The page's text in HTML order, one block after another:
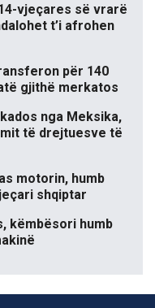
vjeçares së vrarë
t’i afrohen
për 140
gjithë merkatos
nga Meksika,
të drejtuesve të
motorin, humb
shqiptar
këmbësori humb